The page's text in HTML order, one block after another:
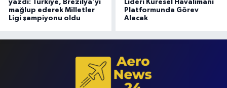
yazdı: Türkiye, Brezilya'yı
mağlup ederek Milletler
Ligi şampiyonu oldu
Lideri Küresel Havalimanı
Platformunda Görev
Alacak